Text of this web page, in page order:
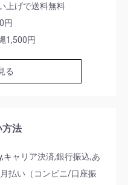
上げで送料無料
円
1,500円
る
方法
ャリア決済,銀行振込,あ
払い（コンビニ/口座振